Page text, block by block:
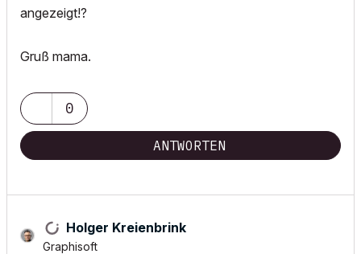
angezeigt!?
Gruß mama.
0
ANTWORTEN
Holger Kreienbrink
Graphisoft